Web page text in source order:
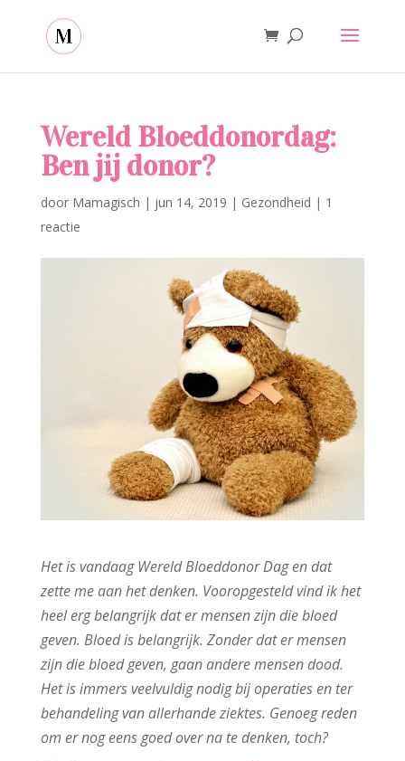
Wereld Bloeddonordag:
Ben jij donor?
door Mamagisch | jun 14, 2019 | Gezondheid | 1
reactie
Het is vandaag Wereld Bloeddonor Dag en dat
zette me aan het denken. Vooropgesteld vind ik het
heel erg belangrijk dat er mensen zijn die bloed
geven. Bloed is belangrijk. Zonder dat er mensen
zijn die bloed geven, gaan andere mensen dood.
Het is immers veelvuldig nodig bij operaties en ter
behandeling van allerhande ziektes. Genoeg reden
om er nog eens goed over na te denken, toch?